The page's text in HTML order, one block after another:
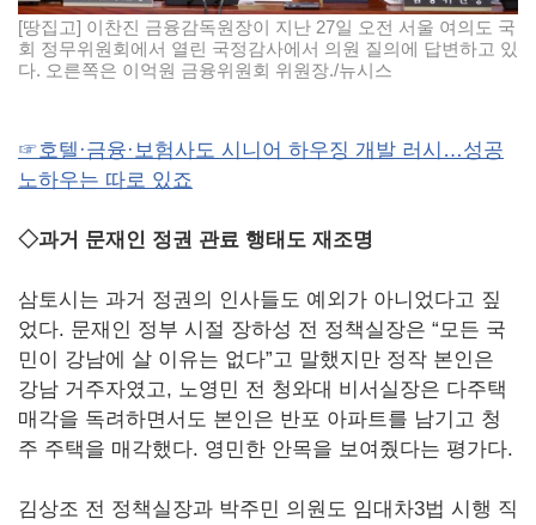
[땅집고] 이찬진 금융감독원장이 지난 27일 오전 서울 여의도 국
회 정무위원회에서 열린 국정감사에서 의원 질의에 답변하고 있
다. 오른쪽은 이억원 금융위원회 위원장./뉴시스
☞호텔·금융·보험사도 시니어 하우징 개발 러시…성공
노하우는 따로 있죠
◇과거 문재인 정권 관료 행태도 재조명
삼토시는 과거 정권의 인사들도 예외가 아니었다고 짚
었다. 문재인 정부 시절 장하성 전 정책실장은 “모든 국
민이 강남에 살 이유는 없다”고 말했지만 정작 본인은
강남 거주자였고, 노영민 전 청와대 비서실장은 다주택
매각을 독려하면서도 본인은 반포 아파트를 남기고 청
주 주택을 매각했다. 영민한 안목을 보여줬다는 평가다.
김상조 전 정책실장과 박주민 의원도 임대차3법 시행 직